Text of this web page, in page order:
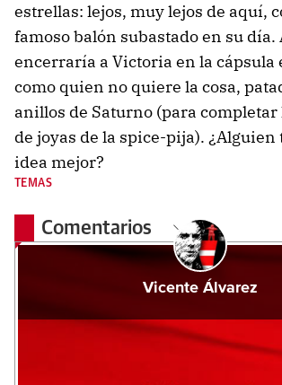
estrellas: lejos, muy lejos de aquí,
famoso balón subastado en su día.
encerraría a Victoria en la cápsula
como quien no quiere la cosa,
anillos de Saturno (para completar
de joyas de la spice-pija). ¿Alguien
idea mejor?
TEMAS
Comentarios
Vicente Álvarez